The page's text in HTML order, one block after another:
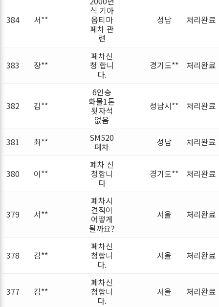
384 서**
식 기아
옵티마
폐차 관
련
성남 처리완료
383 장**
폐차신
청 합니
다.
경기도** 처리완료
382 김**
6인승
화물1톤
됫자석
없음
성남시** 처리완료
381 최** SM520
폐차 성남 처리완료
380 이**
폐차 신
청합니
다
경기도** 처리완료
379 서**
폐차시
견적이
어떻게
될까요?
서울 처리완료
378 김**
폐차신
청합니
다.
서울 처리완료
377 김**
폐차신
청합니
다.
서울 처리완료